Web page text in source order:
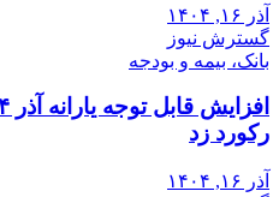
آذر ۱۶, ۱۴۰۴
گسترش نیوز
بانک، بیمه و بودجه
رکورد زد
آذر ۱۶, ۱۴۰۴